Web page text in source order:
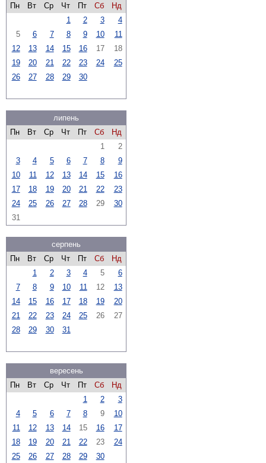
Пн
Вт Ср Чт Пт Сб
Нд
1
2 3
4
5
6 7 8 9 10
11
12
13 14 15 16 17
18
19
20 21 22 23 24
25
26
27 28 29 30
липень
Пн
Вт Ср Чт Пт Сб
Нд
1
2
3
4 5 6 7 8
9
10
11 12 13 14 15
16
17
18 19 20 21 22
23
24
25 26 27 28 29
30
31
серпень
Пн
Вт Ср Чт Пт Сб
Нд
1
2 3 4 5
6
7
8 9 10 11 12
13
14
15 16 17 18 19
20
21
22 23 24 25 26
27
28
29 30 31
вересень
Пн
Вт Ср Чт Пт Сб
Нд
1
2
3
4
5 6 7 8 9
10
11
12 13 14 15 16
17
18
19 20 21 22 23
24
25
26 27 28 29 30